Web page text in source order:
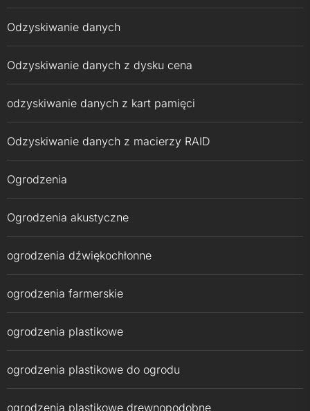
Odzyskiwanie danych
Odzyskiwanie danych z dysku cena
odzyskiwanie danych z kart pamięci
Odzyskiwanie danych z macierzy RAID
Ogrodzenia
Ogrodzenia akustyczne
ogrodzenia dźwiękochłonne
ogrodzenia farmerskie
ogrodzenia plastikowe
ogrodzenia plastikowe do ogrodu
ogrodzenia plastikowe drewnopodobne